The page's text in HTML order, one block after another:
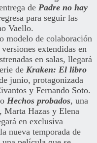
de Padre no hay
para seguir las
Vaello.
modelo de colaboración
extendidas en
en salas, llegará
de Kraken: El libro
junio, protagonizada
y Fernando Soto.
Hechos probados, una
Marta Hazas y Elena
en exclusiva
nueva temporada de